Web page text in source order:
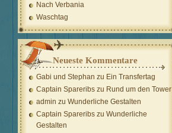
Nach Verbania
Waschtag
Neueste Kommentare
Gabi und Stephan zu Ein Transfertag
Captain Spareribs zu Rund um den Tower
admin zu Wunderliche Gestalten
Captain Spareribs zu Wunderliche
Gestalten